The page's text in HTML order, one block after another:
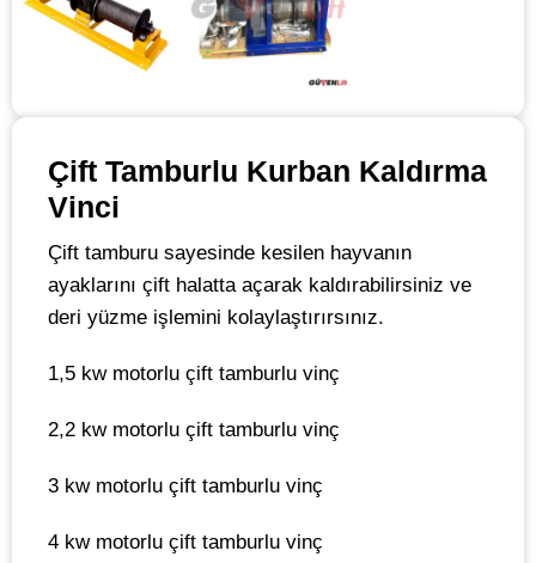
Çift Tamburlu Kurban Kaldırma
Vinci
Çift tamburu sayesinde kesilen hayvanın
ayaklarını çift halatta açarak kaldırabilirsiniz ve
deri yüzme işlemini kolaylaştırırsınız.
1,5 kw motorlu çift tamburlu vinç
2,2 kw motorlu çift tamburlu vinç
3 kw motorlu çift tamburlu vinç
4 kw motorlu çift tamburlu vinç